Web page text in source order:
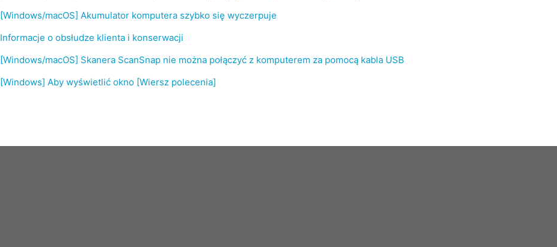
[Windows/macOS] Akumulator komputera szybko się wyczerpuje
Informacje o obsłudze klienta i konserwacji
[Windows/macOS] Skanera ScanSnap nie można połączyć z komputerem za pomocą kabla USB
[Windows] Aby wyświetlić okno [Wiersz polecenia]